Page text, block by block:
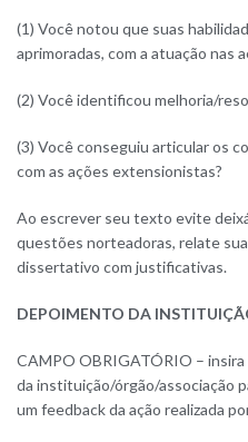
(1) Você notou que suas
aprimoradas, com a atuação nas
(2) Você identificou melhoria/
(3) Você conseguiu articular os
com as ações extensionistas?
Ao escrever seu texto evite
questões norteadoras, relate
dissertativo com justificativas.
DEPOIMENTO DA
CAMPO OBRIGATÓRIO –
da instituição/órgão/associação
um feedback da ação realizada